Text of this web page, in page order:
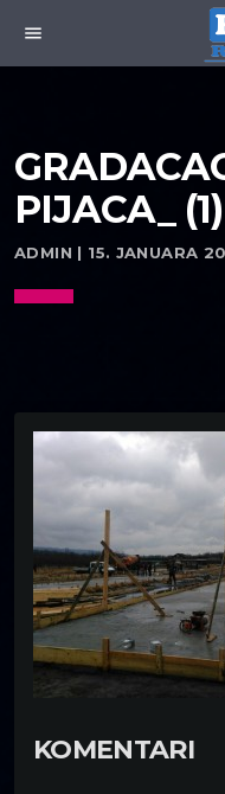
menu
PIJACA_ (1)
ADMIN | 15. JANUARA
KOMENTARI